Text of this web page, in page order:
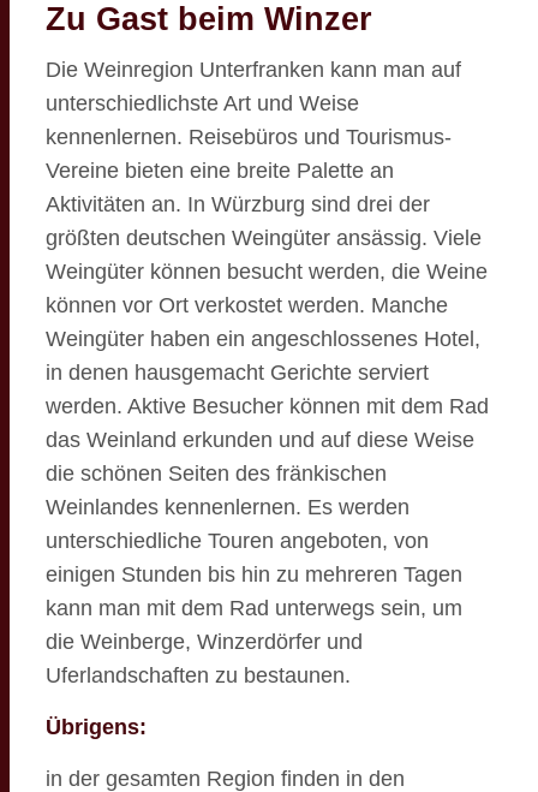
Zu Gast beim Winzer
Die Weinregion Unterfranken kann man auf
unterschiedlichste Art und Weise
kennenlernen. Reisebüros und Tourismus-
Vereine bieten eine breite Palette an
Aktivitäten an. In Würzburg sind drei der
größten deutschen Weingüter ansässig. Viele
Weingüter können besucht werden, die Weine
können vor Ort verkostet werden. Manche
Weingüter haben ein angeschlossenes Hotel,
in denen hausgemacht Gerichte serviert
werden. Aktive Besucher können mit dem Rad
das Weinland erkunden und auf diese Weise
die schönen Seiten des fränkischen
Weinlandes kennenlernen. Es werden
unterschiedliche Touren angeboten, von
einigen Stunden bis hin zu mehreren Tagen
kann man mit dem Rad unterwegs sein, um
die Weinberge, Winzerdörfer und
Uferlandschaften zu bestaunen.
Übrigens:
in der gesamten Region finden in den